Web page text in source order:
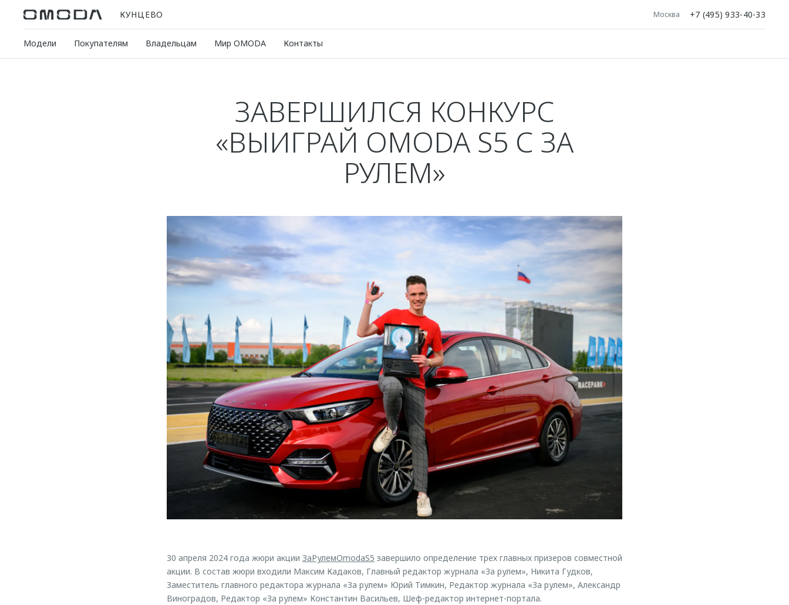
КУНЦЕВО Москва +7 (495) 933-40-33
Модели Покупателям Владельцам Мир OMODA Контакты
ЗАВЕРШИЛСЯ КОНКУРС
«ВЫИГРАЙ OMODA S5 С ЗА
РУЛЕМ»
30 апреля 2024 года жюри акции ЗаРулемOmodaS5 завершило определение трех главных призеров совместной
акции. В состав жюри входили Максим Кадаков, Главный редактор журнала «За рулем», Никита Гудков,
Заместитель главного редактора журнала «За рулем» Юрий Тимкин, Редактор журнала «За рулем», Александр
Виноградов, Редактор «За рулем» Константин Васильев, Шеф-редактор интернет-портала.